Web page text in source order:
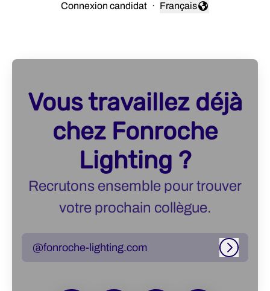
Connexion candidat ·
Changer la langue
Français
Vous travaillez déjà
chez Fonroche
Lighting ?
Recrutons ensemble pour trouver
votre prochain collègue.
@fonroche-lighting.com